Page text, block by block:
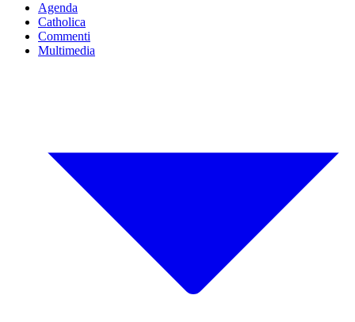
Agenda
Catholica
Commenti
Multimedia